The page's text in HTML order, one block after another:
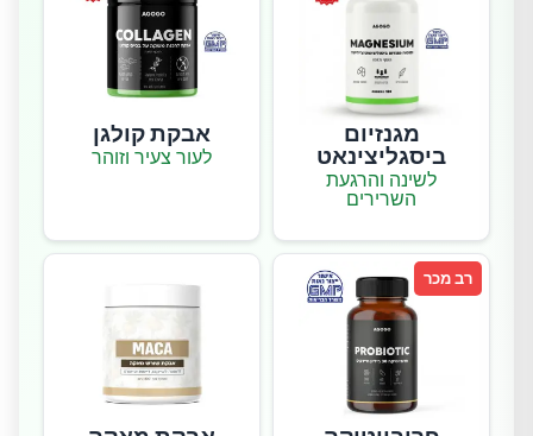
מגנזיום
ביסגליצינאט
לשינה והרגעת
השרירים
אבקת קולגן
לעור צעיר וזוהר
רב מכר